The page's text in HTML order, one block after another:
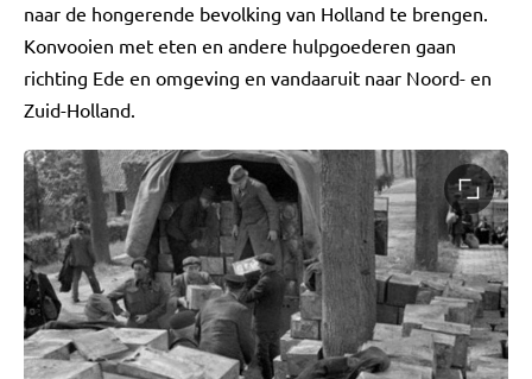
naar de hongerende bevolking van Holland te brengen.
Konvooien met eten en andere hulpgoederen gaan
richting Ede en omgeving en vandaaruit naar Noord- en
Zuid-Holland.